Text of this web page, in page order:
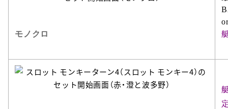
モノクロ